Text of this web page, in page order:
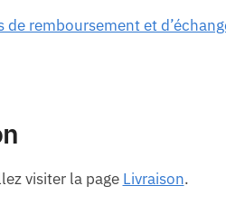
de remboursement et
visiter la page Livraison.